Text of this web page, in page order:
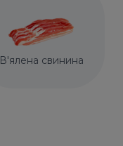
В'ялена свинина